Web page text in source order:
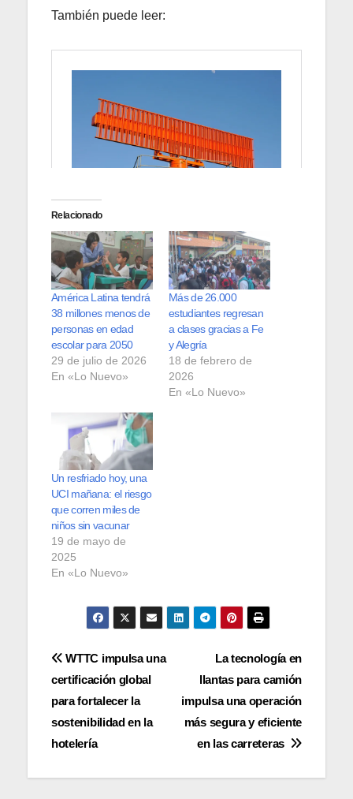
También puede leer:
Relacionado
América Latina tendrá
38 millones menos de
personas en edad
escolar para 2050
29 de julio de 2026
En «Lo Nuevo»
Más de 26.000
estudiantes regresan
a clases gracias a Fe
y Alegría
18 de febrero de
2026
En «Lo Nuevo»
Un resfriado hoy, una
UCI mañana: el riesgo
que corren miles de
niños sin vacunar
19 de mayo de
2025
En «Lo Nuevo»
Navegación
de
entradas
La tecnología en
llantas para camión
impulsa una operación
más segura y eficiente
en las carreteras
WTTC impulsa una
certificación global
para fortalecer la
sostenibilidad en la
hotelería